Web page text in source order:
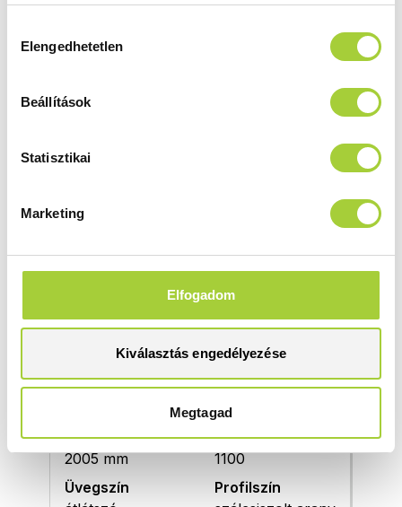
kiválasztása
Elengedhetetlen
Beállítások
Statisztikai
Marketing
Elfogadom
Kiválasztás engedélyezése
Megtagad
Bruttó akciós ár
Üvegszín
Termékkód
10590100-99-01L
Bruttó ár
279 000 Ft
Bruttó akciós ár
Magasság
2005 mm
Méret
1100
Üvegszín
Profilszín